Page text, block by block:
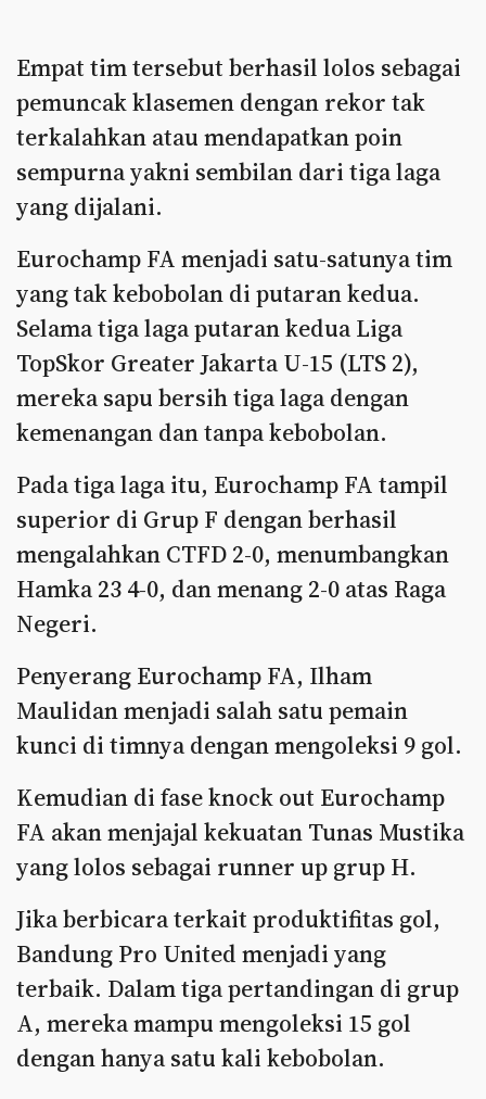
Empat tim tersebut berhasil lolos sebagai
pemuncak klasemen dengan rekor tak
terkalahkan atau mendapatkan poin
sempurna yakni sembilan dari tiga laga
yang dijalani.
Eurochamp FA menjadi satu-satunya tim
yang tak kebobolan di putaran kedua.
Selama tiga laga putaran kedua Liga
TopSkor Greater Jakarta U-15 (LTS 2),
mereka sapu bersih tiga laga dengan
kemenangan dan tanpa kebobolan.
Pada tiga laga itu, Eurochamp FA tampil
superior di Grup F dengan berhasil
mengalahkan CTFD 2-0, menumbangkan
Hamka 23 4-0, dan menang 2-0 atas Raga
Negeri.
Penyerang Eurochamp FA, Ilham
Maulidan menjadi salah satu pemain
kunci di timnya dengan mengoleksi 9 gol.
Kemudian di fase knock out Eurochamp
FA akan menjajal kekuatan Tunas Mustika
yang lolos sebagai runner up grup H.
Jika berbicara terkait produktifitas gol,
Bandung Pro United menjadi yang
terbaik. Dalam tiga pertandingan di grup
A, mereka mampu mengoleksi 15 gol
dengan hanya satu kali kebobolan.